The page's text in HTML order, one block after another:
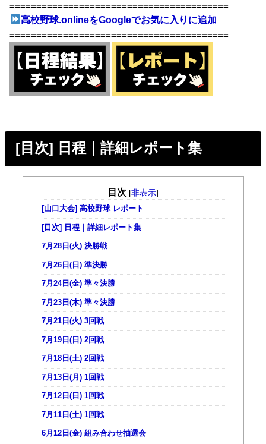
=========================================
高校野球.onlineをGoogleでお気に入りに追加
=========================================
[目次] 日程｜詳細レポート集
目次 [非表示]
[山口大会] 高校野球 レポート
[目次] 日程｜詳細レポート集
7月28日(火) 決勝戦
7月26日(日) 準決勝
7月24日(金) 準々決勝
7月23日(木) 準々決勝
7月21日(火) 3回戦
7月19日(日) 2回戦
7月18日(土) 2回戦
7月13日(月) 1回戦
7月12日(日) 1回戦
7月11日(土) 1回戦
6月12日(金) 組み合わせ抽選会